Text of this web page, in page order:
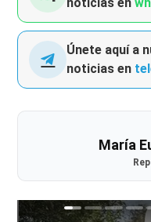
Únete aquí a
noticias en
María